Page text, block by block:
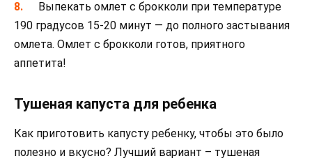
Выпекать омлет с брокколи при температуре
190 градусов 15-20 минут — до полного застывания
омлета. Омлет с брокколи готов, приятного
аппетита!
Тушеная капуста для ребенка
Как приготовить капусту ребенку, чтобы это было
полезно и вкусно? Лучший вариант – тушеная